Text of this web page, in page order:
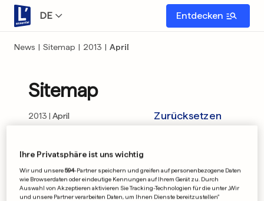
DE Entdecken
News | Sitemap | 2013 | April
Sitemap
2013 April Zurücksetzen
01 02 03 04 05
11 12 14 15 16 17 18 19 20
Ihre Privatsphäre ist uns wichtig
Wir und unsere594-Partner speichern und greifen auf personenbezogene Daten
wie Browserdaten oder eindeutige Kennungen auf Ihrem Gerät zu. Durch
Auswahl von Akzeptieren aktivieren Sie Tracking-Technologien für die unter „Wir
und unsere Partner verarbeiten Daten, um Ihnen Dienste bereitzustellen“